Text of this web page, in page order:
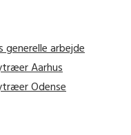
generelle arbejde
Aarhus
Odense